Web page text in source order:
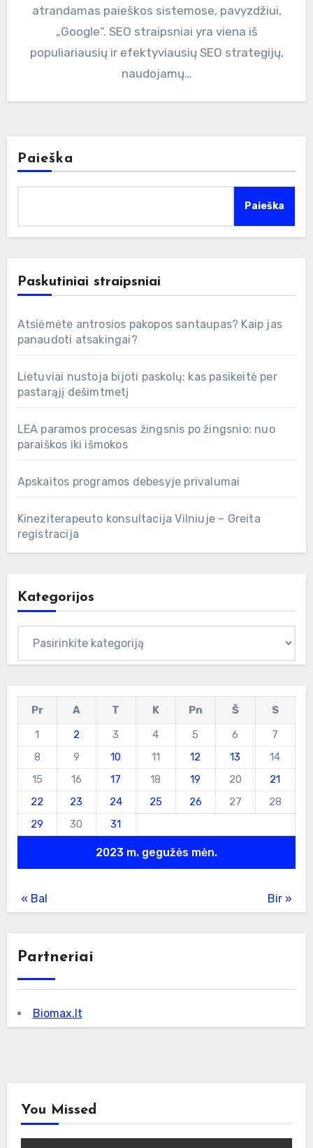
atrandamas paieškos sistemose, pavyzdžiui,
„Google“. SEO straipsniai yra viena iš
populiariausių ir efektyviausių SEO strategijų,
naudojamų…
Paieška
Paieška
Paskutiniai straipsniai
Atsiėmėte antrosios pakopos santaupas? Kaip jas
panaudoti atsakingai?
Lietuviai nustoja bijoti paskolų: kas pasikeitė per
pastarąjį dešimtmetį
LEA paramos procesas žingsnis po žingsnio: nuo
paraiškos iki išmokos
Apskaitos programos debesyje privalumai
Kineziterapeuto konsultacija Vilniuje – Greita
registracija
Kategorijos
2023 m. gegužės mėn.
Pr A T K Pn Š
S
1
2 3 4 5 6
7
8
9 10 11 12 13
14
15
16 17 18 19 20
21
22
23 24 25 26 27
28
29
30 31
« Bal Bir »
Partneriai
Biomax.lt
You Missed